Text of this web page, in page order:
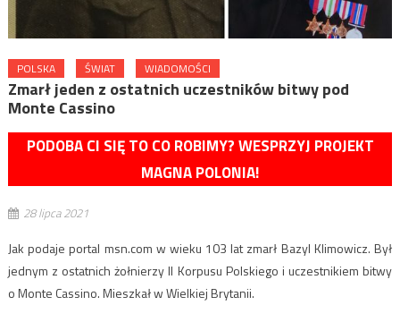
POLSKA ŚWIAT WIADOMOŚCI
Zmarł jeden z ostatnich uczestników bitwy pod
Monte Cassino
PODOBA CI SIĘ TO CO ROBIMY? WESPRZYJ PROJEKT
MAGNA POLONIA!
28 lipca 2021
Jak podaje portal msn.com w wieku 103 lat zmarł Bazyl Klimowicz. Był
jednym z ostatnich żołnierzy II Korpusu Polskiego i uczestnikiem bitwy
o Monte Cassino. Mieszkał w Wielkiej Brytanii.